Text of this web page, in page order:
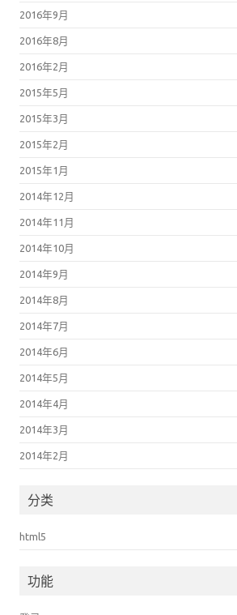
2016年9月
2016年8月
2016年2月
2015年5月
2015年3月
2015年2月
2015年1月
2014年12月
2014年11月
2014年10月
2014年9月
2014年8月
2014年7月
2014年6月
2014年5月
2014年4月
2014年3月
2014年2月
分类
html5
功能